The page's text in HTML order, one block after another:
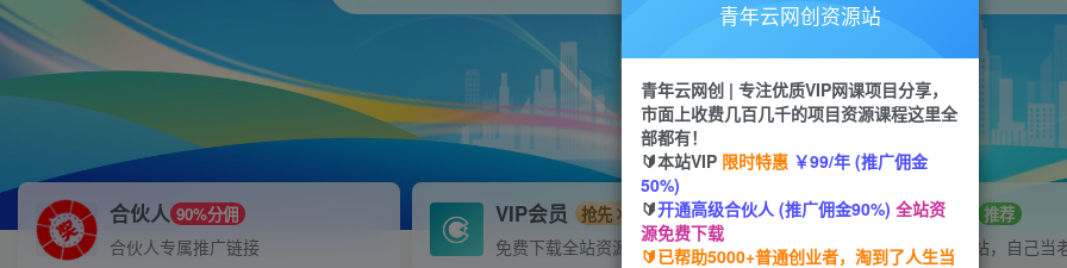
项目 引流 抖音 短视频 剪辑 会员
合伙人 90%分佣
合伙人专属推广链接
VIP会员 抢先
免费下载全站资源
招募站长 推荐
搭建同款网站，自己当
青年云网创资源站
青年云网创 | 专注优质VIP网课项目分享，
市面上收费几百几千的项目资源课程这里全
部都有！
🔰本站VIP 限时特惠 ￥99/年 (推广佣金
50%)
🔰开通高级合伙人 (推广佣金90%) 全站资
源免费下载
🔰已帮助5000+普通创业者，淘到了人生当